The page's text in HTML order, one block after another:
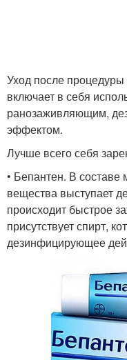
Уход после
включает в себя
ранозаживляющим,
эффектом.
Лучше всего себя
• Бепантен. В составе
вещества выступает
происходит быстрое
присутствует спирт,
дезинфицирующее